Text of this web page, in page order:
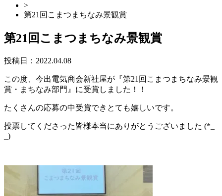
>
第21回こまつまちなみ景観賞
第21回こまつまちなみ景観賞
投稿日： 2022.04.08
この度、今出電気商会新社屋が『第21回こまつまちなみ景観
賞・まちなみ部門』に受賞しました！！
たくさんの応募の中受賞できとても嬉しいです。
投票してくださった皆様本当にありがとうございました (*_
_)